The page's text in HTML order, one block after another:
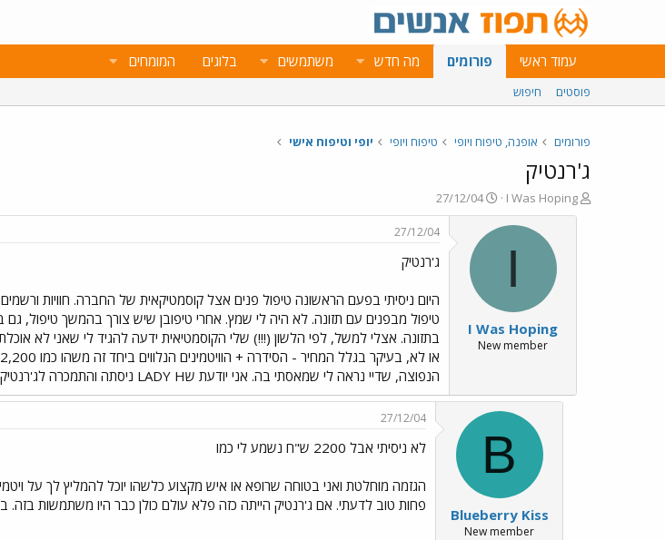
עמוד ראשי פורומים מה חדש משתמשים בלוגים המומחים
פוסטים חיפוש
פורומים אופנה, טיפוח ויופי טיפוח ויופי יופי וטיפוח אישי
ג'רנטיק
פ
ו
I Was Hoping
פ
ו
ס
ת
ר
י
27/12/04
I
I Was Hoping
New member
27/12/04
ג'רנטיק
היום ניסיתי בפעם הראשונה טיפול פנים אצל קוסמטיקאית של החברה. חוויות
טיפול מבפנים עם תזונה. לא היה לי שמץ. אחרי טיפובן שיש צורך בהמשך טיפול,
בתזונה. אצלי למשל, לפי הלשון (!!!) שלי הקוסמטיאית ידעה להגיד לי שאני לא
הנפוצה, שדיי נראה לי שמאסתי בה. אני יודעת שLADY H ניסתה והתמכרה לג'רנטיק, יש כאן עוד מישהי שניסתה ויכולה להמליץ לי או לא להמליץ לי?
B
Blueberry Kiss
New member
27/12/04
לא ניסיתי אבל 2200 ש"ח נשמע לי כמו
הגזמה מוחלטת ואני בטוחה שרופא או איש מקצוע כלשהו יוכל להמליץ לך על
פחות טוב לדעתי. אם ג'רנטיק הייתה כזה פלא עולם כולן כבר היו משתמשות בזה.